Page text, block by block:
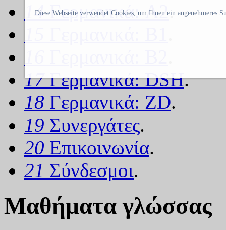
14Γερμανικά: A2.
17Γερμανικά: DSH.
18 Γερμανικά: ZD.
19 Συνεργάτες.
20 Επικοινωνία.
21 Σύνδεσμοι.
Diese Webseite verwendet Cookies, um Ihnen ein angenehmeres
Μαθήματα γλώσσας